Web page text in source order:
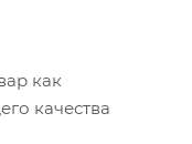
как
качества